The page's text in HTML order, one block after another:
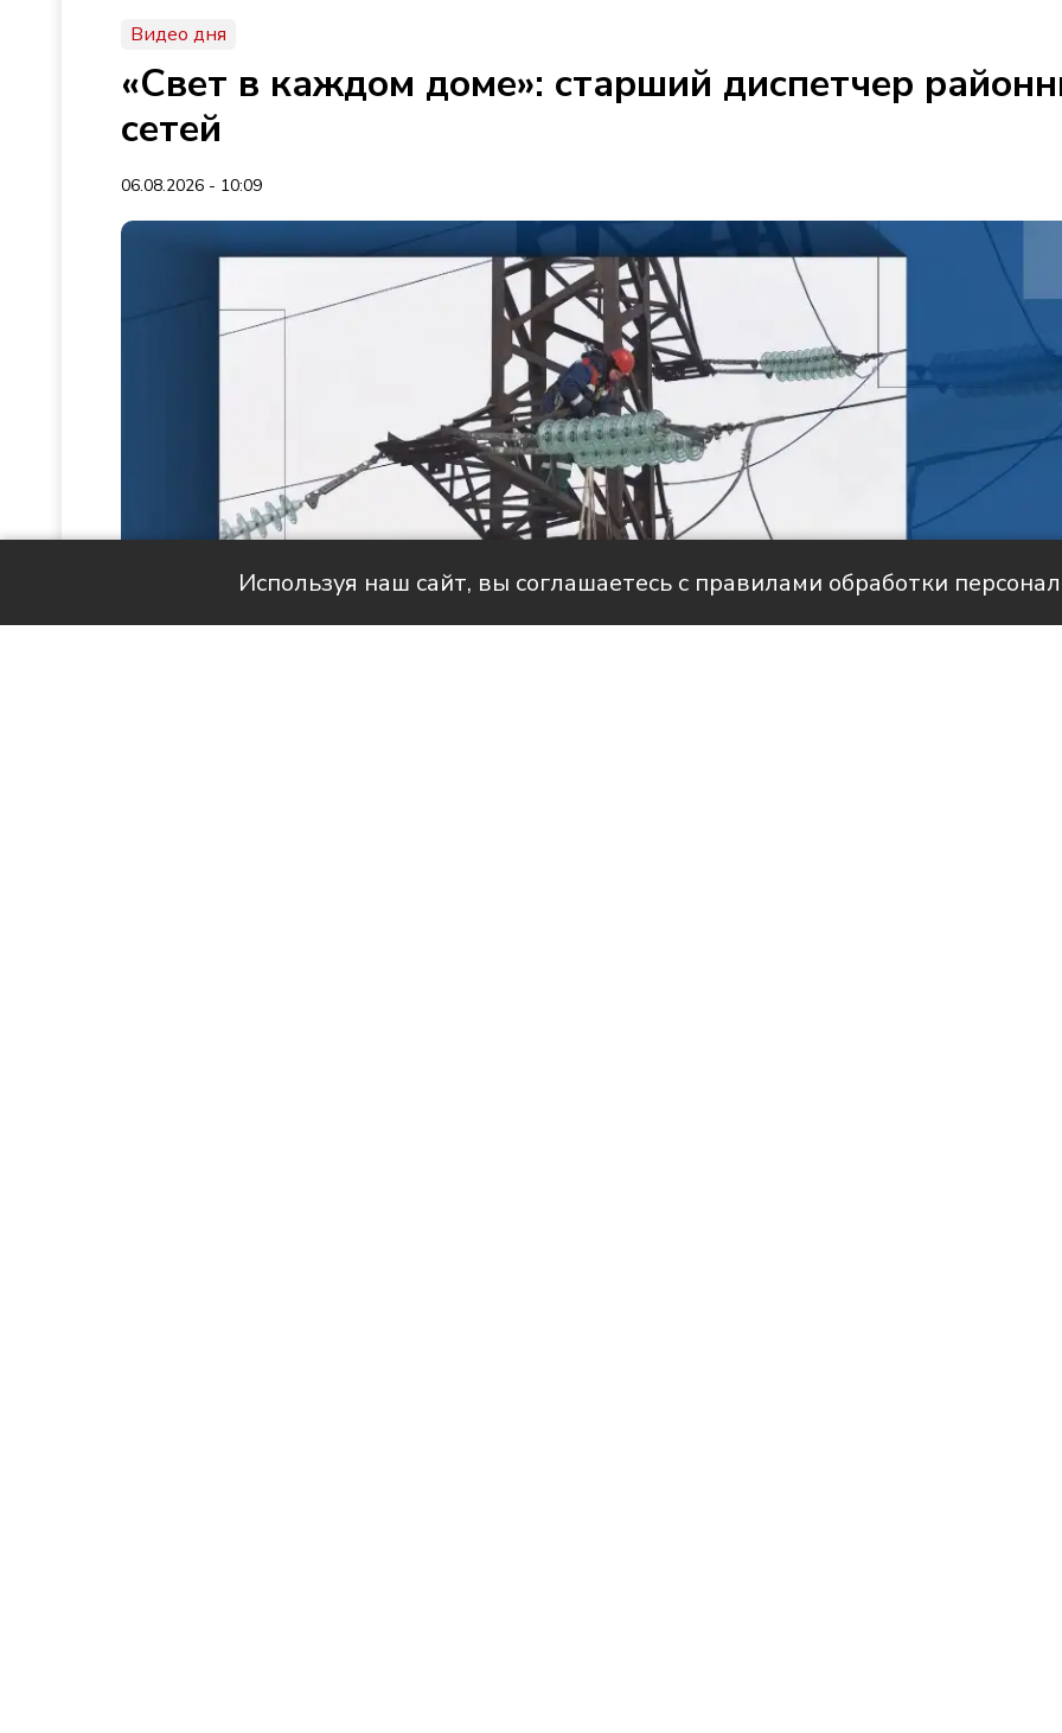
Видео дня
«Свет в каждом доме»: старший диспетчер
сетей
06.08.2026 - 10:09
Используя наш сайт, вы соглашаетесь с правилами обработки